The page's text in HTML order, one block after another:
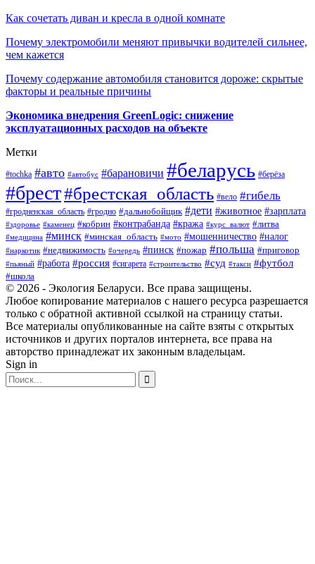
Как сочетать диван и кресла в одной комнате
Почему электромобили меняют привычки водителей сильнее,
чем кажется
Почему содержание автомобиля становится дороже: скрытые
факторы и реальные причины
Экономика внедрения GreenLogic: снижение
эксплуатационных расходов на объекте
Метки
#tochka #авто #автобус #барановичи #беларусь #берёза
#брест#брестская_область #вело #гибель
#гродненская_область #гродно #дальнобойщик #дети #животное #зарплата
#здоровье #каменец #кобрин #контрабанда #кража #курс_валют #литва
#медицина #минск #минская_область #мото #мошенничество #налог
#наркотик #недвижимость #очередь #пинск #пожар #польша #приговор
#пьяный #работа #россия #сигарета #строительство #суд #такси #футбол
#школа
© 2026 - Экология Беларуси. Все права защищены.
Любое копирование материалов с нашего ресурса разрешается
только с обратной активной ссылкой на страницу статьи.
Все материалы опубликованные на сайте взяты с открытых
источников и других порталов интернета, все права на
авторство принадлежат их законным владельцам.
Sign in